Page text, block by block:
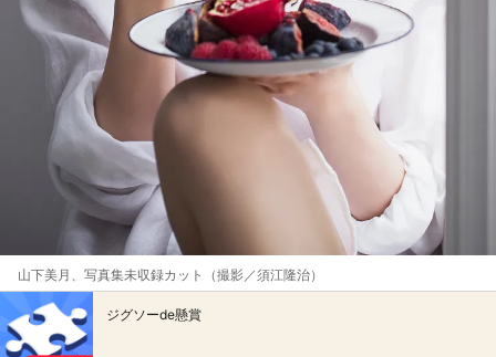
山下美月、写真集未収録カット（撮影／須江隆治）
ジグソーde懸賞